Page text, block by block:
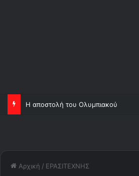
Η αποστολή του Ολυμπιακού
Αρχική / ΕΡΑΣΙΤΕΧΝΗΣ